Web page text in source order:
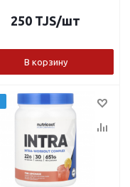
250 TJS/шт
В корзину